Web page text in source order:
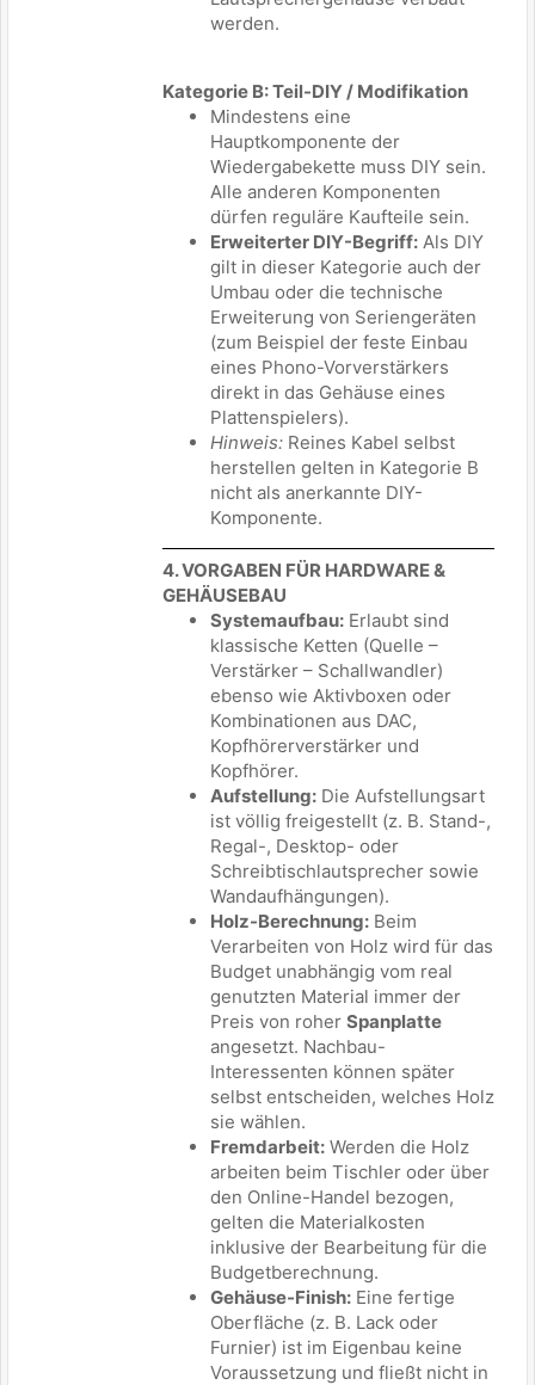
werden.
Kategorie B: Teil-DIY / Modifikation
Mindestens eine
Hauptkomponente der
Wiedergabekette muss DIY sein.
Alle anderen Komponenten
dürfen reguläre Kaufteile sein.
Erweiterter DIY-Begriff: Als DIY
gilt in dieser Kategorie auch der
Umbau oder die technische
Erweiterung von Seriengeräten
(zum Beispiel der feste Einbau
eines Phono-Vorverstärkers
direkt in das Gehäuse eines
Plattenspielers).
Hinweis: Reines Kabel selbst
herstellen gelten in Kategorie B
nicht als anerkannte DIY-
Komponente.
4. VORGABEN FÜR HARDWARE &
GEHÄUSEBAU
Systemaufbau: Erlaubt sind
klassische Ketten (Quelle –
Verstärker – Schallwandler)
ebenso wie Aktivboxen oder
Kombinationen aus DAC,
Kopfhörerverstärker und
Kopfhörer.
Aufstellung: Die Aufstellungsart
ist völlig freigestellt (z. B. Stand-,
Regal-, Desktop- oder
Schreibtischlautsprecher sowie
Wandaufhängungen).
Holz-Berechnung: Beim
Verarbeiten von Holz wird für das
Budget unabhängig vom real
genutzten Material immer der
Preis von roher Spanplatte
angesetzt. Nachbau-
Interessenten können später
selbst entscheiden, welches Holz
sie wählen.
Fremdarbeit: Werden die Holz
arbeiten beim Tischler oder über
den Online-Handel bezogen,
gelten die Materialkosten
inklusive der Bearbeitung für die
Budgetberechnung.
Gehäuse-Finish: Eine fertige
Oberfläche (z. B. Lack oder
Furnier) ist im Eigenbau keine
Voraussetzung und fließt nicht in